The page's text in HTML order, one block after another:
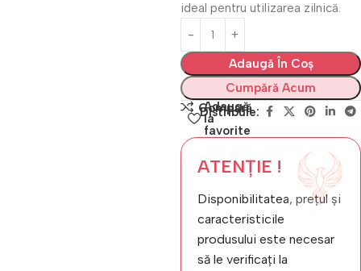
ideal pentru utilizarea zilnică.
Adaugă În Coș
Cumpără Acum
Compară
Adaugă
la
favorite
Distribuie:
ATENȚIE !
Disponibilitatea, prețul și
caracteristicile
produsului este necesar
să le verificați la